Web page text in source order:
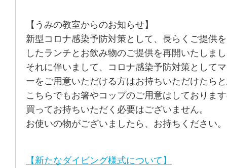
【うみの教室からのお知らせ】
新型コロナ感染予防対策として、長らくご提供
したランチとお飲み物のご提供を再開いたしま
それに伴いまして、コロナ感染予防対策として
ーをご用意いただける方はお持ちいただけたら
こちらでもお箸やコップのご用意はしておりま
買ってお持ちいただく必要はございません。
お使いの物がございましたら、お持ちください。
【新たなダイビング様式について】